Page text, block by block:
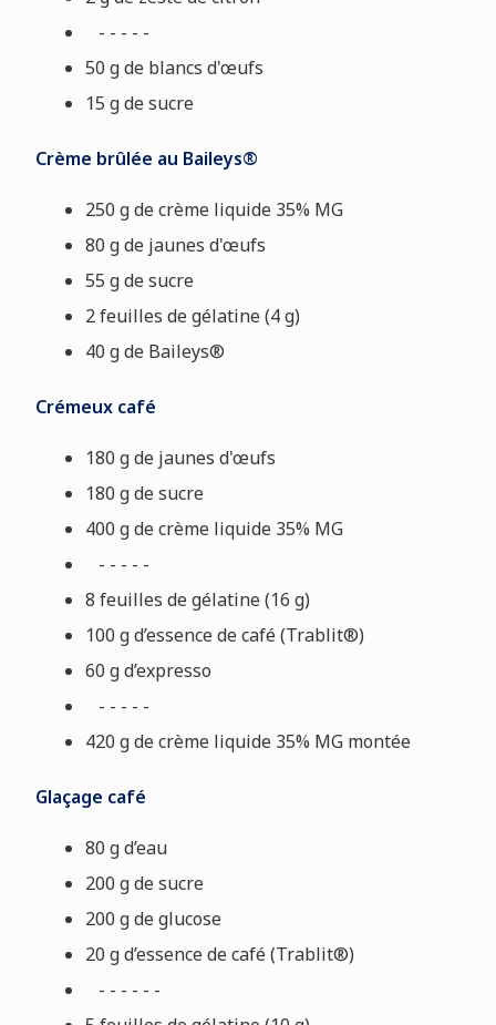
- - - - -
50 g de blancs d'œufs
15 g de sucre
Crème brûlée au Baileys®
250 g de crème liquide 35% MG
80 g de jaunes d'œufs
55 g de sucre
2 feuilles de gélatine (4 g)
40 g de Baileys®
Crémeux café
180 g de jaunes d'œufs
180 g de sucre
400 g de crème liquide 35% MG
- - - - -
8 feuilles de gélatine (16 g)
100 g d’essence de café (Trablit®)
60 g d’expresso
- - - - -
420 g de crème liquide 35% MG montée
Glaçage café
80 g d’eau
200 g de sucre
200 g de glucose
20 g d’essence de café (Trablit®)
- - - - - -